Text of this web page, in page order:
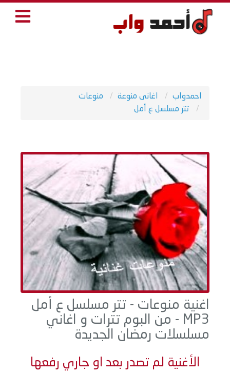
احمدواب اغانى منوعة
منوعات
تتر مسلسل ع أمل
اغنية منوعات - تتر مسلسل ع أمل
MP3 - من البوم تترات و اغاني
مسلسلات رمضان الجديدة
الأغنية لم تصدر بعد او جاري رفعها